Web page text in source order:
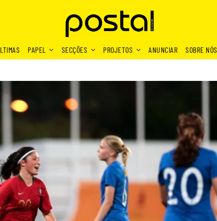
PAPEL SECÇÕES PROJETOS ANUNCIAR SOBRE NÓS